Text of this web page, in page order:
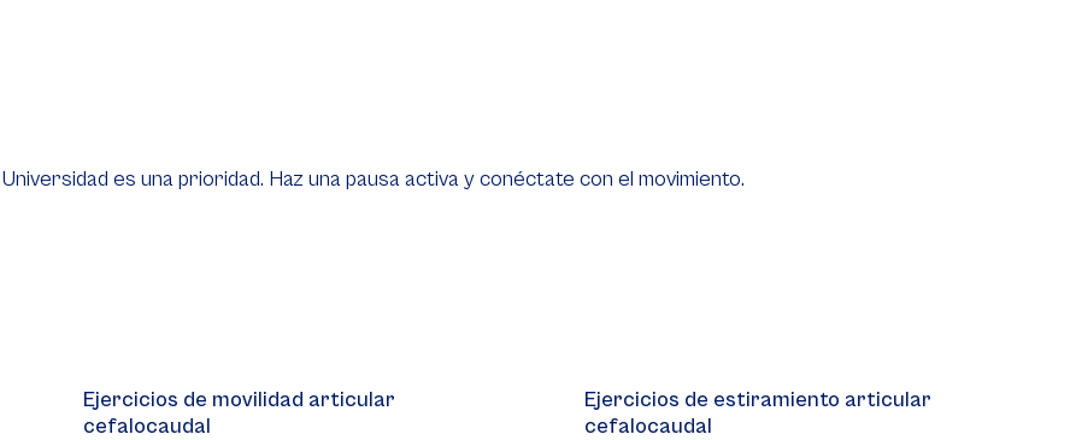
es una prioridad. Haz una pausa activa y conéctate con el movimiento.
Ejercicios de movilidad articular
cefalocaudal
Ejercicios de estiramiento articular
cefalocaudal